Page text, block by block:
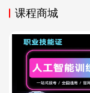
新机制 + 费用详解
预约与 HCIE 缓冲
考位：HCIA/HCIP
（2025 年 9 月启
课程商城